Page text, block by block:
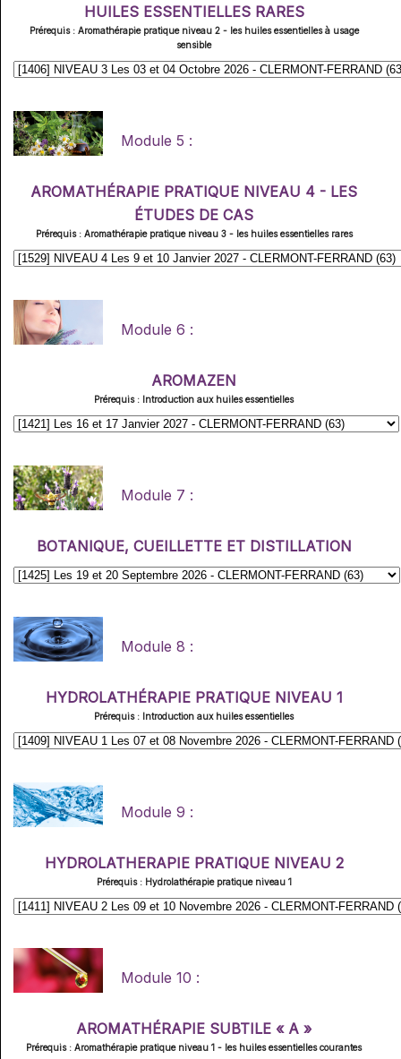
HUILES ESSENTIELLES RARES
Prérequis : Aromathérapie pratique niveau 2 - les huiles essentielles à usage
sensible
Module 5 :
AROMATHÉRAPIE PRATIQUE NIVEAU 4 - LES
ÉTUDES DE CAS
Prérequis : Aromathérapie pratique niveau 3 - les huiles essentielles rares
Module 6 :
AROMAZEN
Prérequis : Introduction aux huiles essentielles
Module 7 :
BOTANIQUE, CUEILLETTE ET DISTILLATION
Module 8 :
HYDROLATHÉRAPIE PRATIQUE NIVEAU 1
Prérequis : Introduction aux huiles essentielles
Module 9 :
HYDROLATHERAPIE PRATIQUE NIVEAU 2
Prérequis : Hydrolathérapie pratique niveau 1
Module 10 :
AROMATHÉRAPIE SUBTILE « A »
Prérequis : Aromathérapie pratique niveau 1 - les huiles essentielles courantes